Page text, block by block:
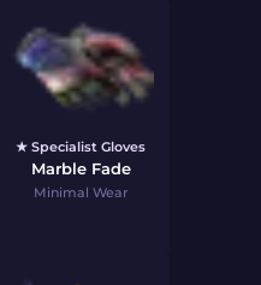
★ Specialist Gloves
Marble Fade
Minimal Wear